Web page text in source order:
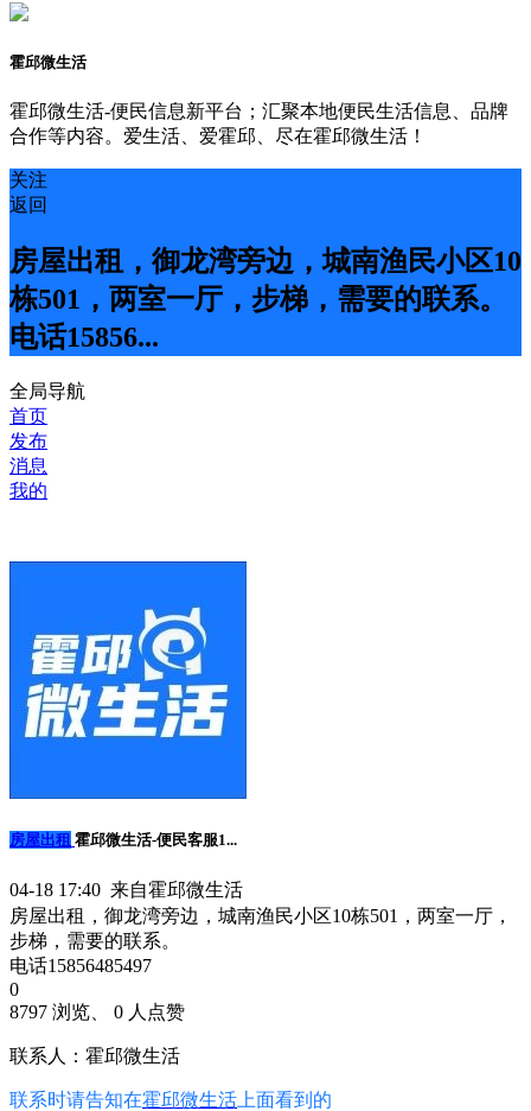
霍邱微生活
霍邱微生活-便民信息新平台；汇聚本地便民生活信息、品牌
合作等内容。爱生活、爱霍邱、尽在霍邱微生活！
关注
返回
房屋出租，御龙湾旁边，城南渔民小区10
栋501，两室一厅，步梯，需要的联系。
电话15856...
全局导航
首页
发布
消息
我的
房屋出租 霍邱微生活-便民客服1...
04-18 17:40 来自霍邱微生活
房屋出租，御龙湾旁边，城南渔民小区10栋501，两室一厅，
步梯，需要的联系。
电话15856485497
0
8797 浏览、 0 人点赞
联系人：霍邱微生活
联系时请告知在霍邱微生活 上面看到的